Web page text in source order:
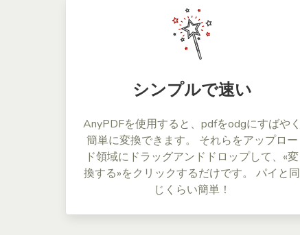
シンプルで速い
AnyPDFを使用すると、pdfをodgにすばやく
簡単に変換できます。 それらをアップロー
ド領域にドラッグアンドドロップして、«変
換する»をクリックするだけです。 パイと同
じくらい簡単！